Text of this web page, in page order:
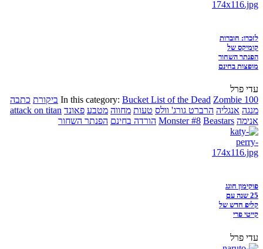
לזכרו: חוברות
קומיקס של
הפנתר השחור
מופצות בחינם
עדי פרל
In this category: Bucket List of the Dead Zombie 100 ביקורת כתבה
מנגה אנגליה הרברט גורג' וולס טעות מחווה מטבע פאונד attack on titan
אנימה
Monster #8 Beastars הורדה בחינם הפנתר השחור
פוקימון חוגג
25 שנה עם
קליפ חדש של
קייטי פרי
עדי פרל